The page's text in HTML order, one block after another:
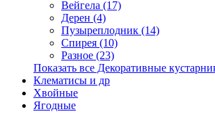
Вейгела (17)
Дерен (4)
Пузыреплодник (14)
Спирея (10)
Разное (23)
Показать все Декоративные
Клематисы и др
Хвойные
Ягодные